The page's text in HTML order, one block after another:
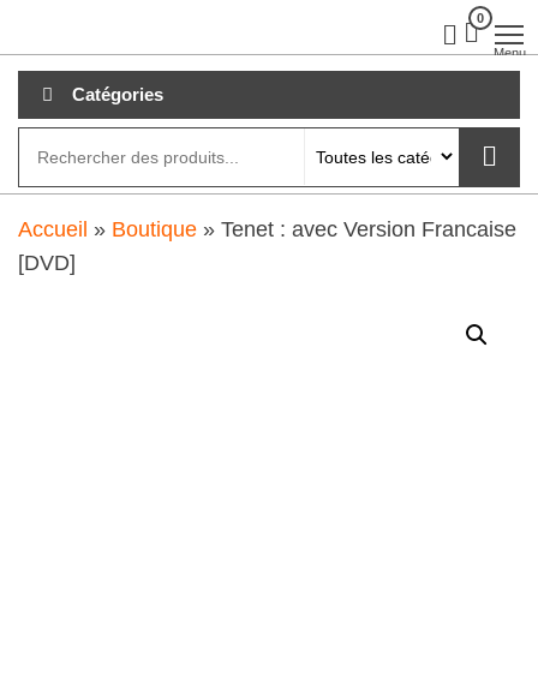
au
contenu
0
Menu
Catégories
Accueil » Boutique » Tenet : avec Version Francaise
[DVD]